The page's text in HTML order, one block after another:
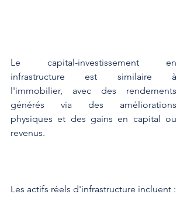
Le capital-investissement en
infrastructure est similaire à
l'immobilier, avec des rendements
générés via des améliorations
physiques et des gains en capital ou
revenus.
Les actifs réels d'infrastructure incluent :